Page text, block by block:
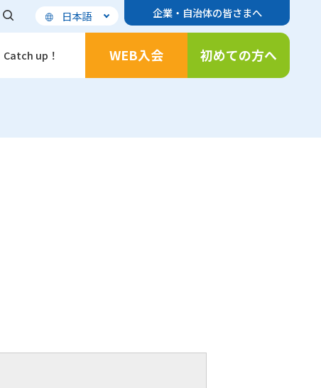
日本語 企業・自治体の皆さまへ
Catch up！ WEB入会 初めての方へ